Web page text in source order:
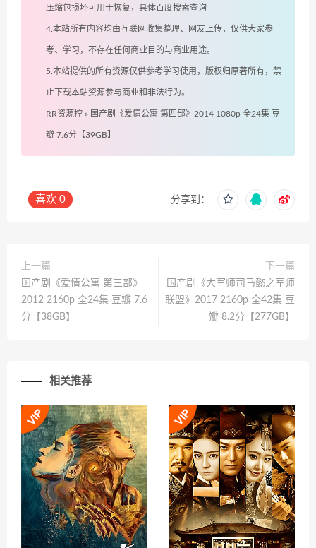
压缩包损坏可用于恢复，具体百度搜索查询
4.本站所有内容均由互联网收集整理、网友上传，仅供大家参
考、学习，不存在任何商业目的与商业用途。
5.本站提供的所有资源仅供参考学习使用，版权归原著所有，禁
止下载本站资源参与商业和非法行为。
RR资源控 » 国产剧《爱情公寓 第四部》2014 1080p 全24集 豆
瓣 7.6分【39GB】
喜欢 0 分享到：
上一篇
国产剧《爱情公寓 第三部》
2012 2160p 全24集 豆瓣 7.6
分【38GB】
下一篇
国产剧《大军师司马懿之军师
联盟》2017 2160p 全42集 豆
瓣 8.2分【277GB】
相关推荐